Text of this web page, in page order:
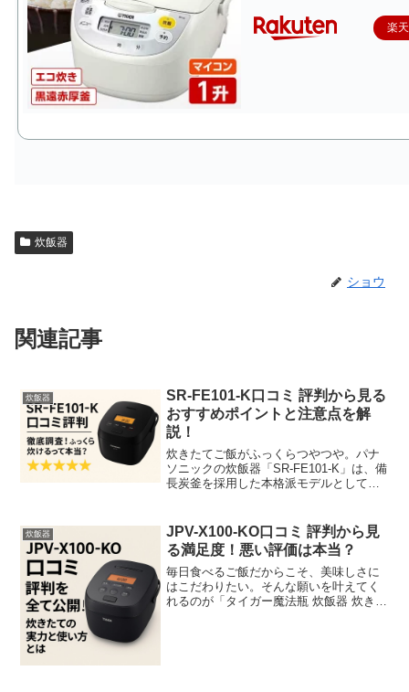
楽
炊飯器
ショウ
関連記事
炊飯器
SR-FE101-K口コミ 評判から見る
おすすめポイントと注意点を解
説！
炊きたてご飯がふっくらつやつや。パナ
ソニックの炊飯器「SR-FE101-K」は、備
長炭釜を採用した本格派モデルとして注
忙しい毎日でも美味しいご飯を手軽に楽
しみたいという...
炊飯器
JPV-X100-KO口コミ 評判から見
る満足度！悪い評価は本当？
毎日食べるご飯だからこそ、美味しさに
はこだわりたい。そんな願いを叶えてく
れるのが「タイガー魔法瓶 炊飯器 炊きた